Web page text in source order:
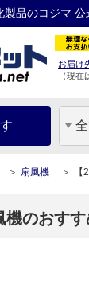
製品のコジマ 公
お届け
（現在
扇風機
機のおす